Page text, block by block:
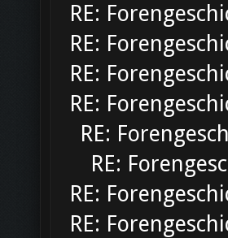
RE:
RE:
RE:
RE:
RE:
RE:
RE:
RE: